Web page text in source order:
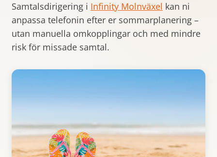
Samtalsdirigering i Infinity Molnväxel kan ni
anpassa telefonin efter er sommarplanering –
utan manuella omkopplingar och med mindre
risk för missade samtal.